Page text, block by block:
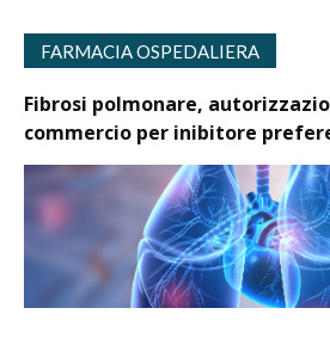
FARMACIA OSPEDALIERA
Fibrosi polmonare,
commercio per inibitore